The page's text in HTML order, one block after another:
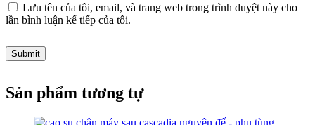
Lưu tên của tôi, email, và trang web trong trình duyệt này cho
lần bình luận kế tiếp của tôi.
Sản phẩm tương tự